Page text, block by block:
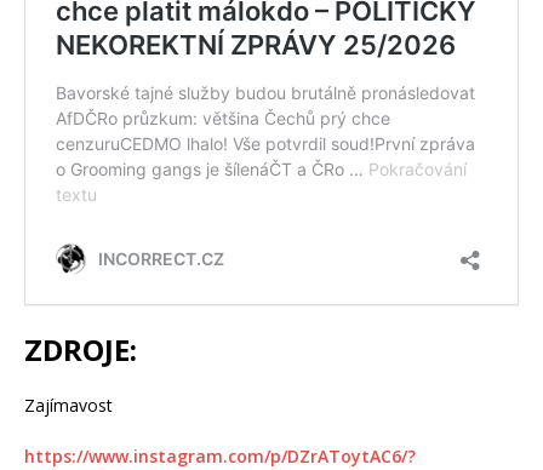
ZDROJE:
Zajímavost
https://www.instagram.com/p/DZrAToytAC6/?